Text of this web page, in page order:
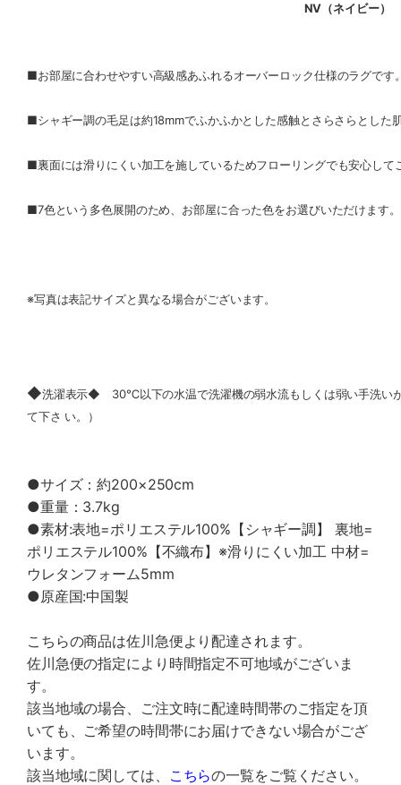
NV（ネイビー）
■お部屋に合わせやすい高級感あふれるオーバーロック仕様のラグです
■シャギー調の毛足は約18mmでふかふかとした感触とさらさらとした
■裏面には滑りにくい加工を施しているためフローリングでも安心して
■7色という多色展開のため、お部屋に合った色をお選びいただけます。
※写真は表記サイズと異なる場合がございます。
◆洗濯表示◆ 30℃以下の水温で洗濯機の弱水流もしくは弱い手洗い
て下さ い。）
●サイズ：約200×250cm
●重量：3.7kg
●素材:表地=ポリエステル100%【シャギー調】 裏地=
ポリエステル100%【不織布】※滑りにくい加工 中材=
ウレタンフォーム5mm
●原産国:中国製
こちらの商品は佐川急便より配達されます。
佐川急便の指定により時間指定不可地域がございま
す。
該当地域の場合、ご注文時に配達時間帯のご指定を頂
いても、ご希望の時間帯にお届けできない場合がござ
います。
該当地域に関しては、
こちらの一覧をご覧ください。